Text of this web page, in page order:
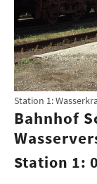
Station 1:
Bahnhof
Station 1: